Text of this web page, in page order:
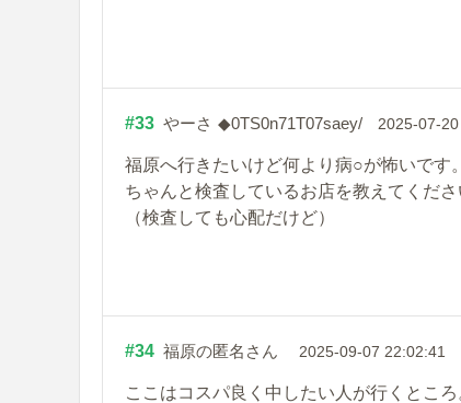
#33 やーさ ◆0TS0n71T07saey/ 2025-07-
福原へ行きたいけど何より病○が怖いです。
ちゃんと検査しているお店を教えてくださ
（検査しても心配だけど）
#34 福原の匿名さん 2025-09-07 22:02:41
ここはコスパ良く中したい人が行くとこ